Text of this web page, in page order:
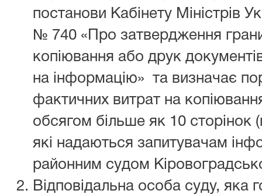
постанови Кабінету Міністрів
№ 740 «Про затвердження
копіювання або друк
на інформацію» та визначає
фактичних витрат на
обсягом більше як 10 сторінок
які надаються запитувачам
районним судом
Відповідальна особа суду, яка